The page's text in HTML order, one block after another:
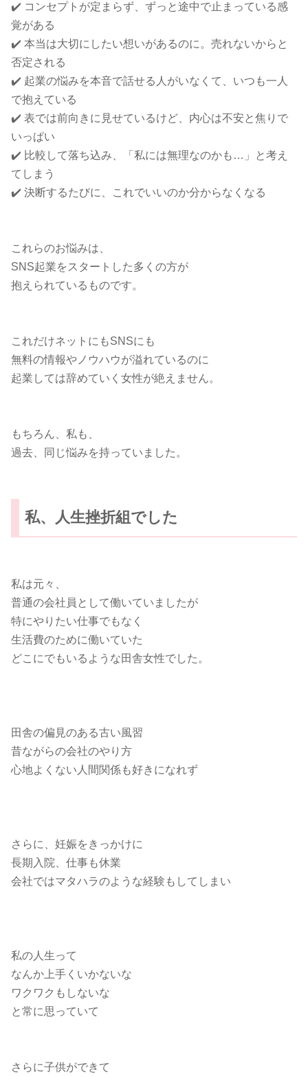
✔️ コンセプトが定まらず、ずっと途中で止まっている感
覚がある
✔️ 本当は大切にしたい想いがあるのに。売れないからと
否定される
✔️ 起業の悩みを本音で話せる人がいなくて、いつも一人
で抱えている
✔️ 表では前向きに見せているけど、内心は不安と焦りで
いっぱい
✔️ 比較して落ち込み、「私には無理なのかも…」と考え
てしまう
✔️ 決断するたびに、これでいいのか分からなくなる
これらのお悩みは、
SNS起業をスタートした多くの方が
抱えられているものです。
これだけネットにもSNSにも
無料の情報やノウハウが溢れているのに
起業しては辞めていく女性が絶えません。
もちろん、私も、
過去、同じ悩みを持っていました。
私、人生挫折組でした
私は元々、
普通の会社員として働いていましたが
特にやりたい仕事でもなく
生活費のために働いていた
どこにでもいるような田舎女性でした。
田舎の偏見のある古い風習
昔ながらの会社のやり方
心地よくない人間関係も好きになれず
さらに、妊娠をきっかけに
長期入院、仕事も休業
会社ではマタハラのような経験もしてしまい
私の人生って
なんか上手くいかないな
ワクワクもしないな
と常に思っていて
さらに子供ができて